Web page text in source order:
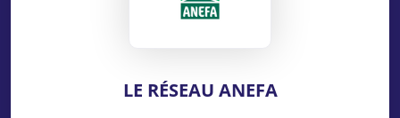
LE RÉSEAU ANEFA